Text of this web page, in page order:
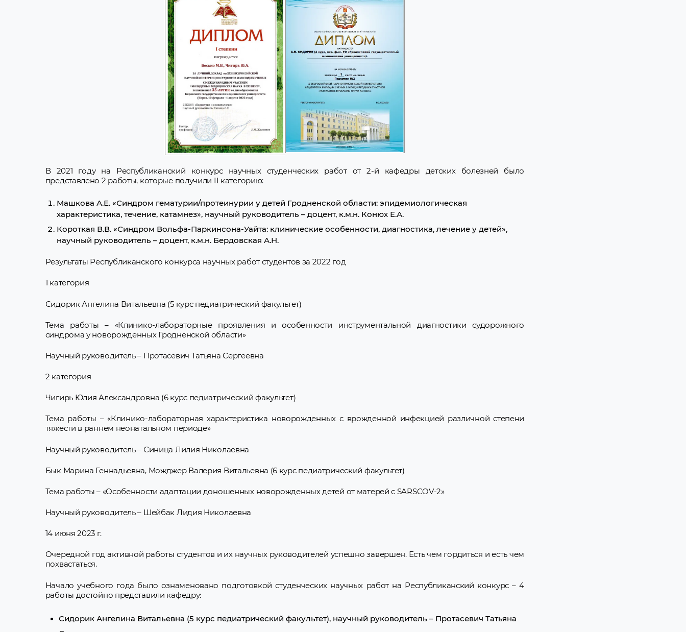
В 2021 году на Республиканский конкурс научных студенческих работ от 2-й кафедры детских болезней было
представлено 2 работы, которые получили II категорию:
Машкова А.Е. «Синдром гематурии/протеинурии у детей Гродненской области: эпидемиологическая
характеристика, течение, катамнез», научный руководитель – доцент, к.м.н. Конюх Е.А.
Короткая В.В. «Синдром Вольфа-Паркинсона-Уайта: клинические особенности, диагностика, лечение у детей»,
научный руководитель – доцент, к.м.н. Бердовская А.Н.
Результаты Республиканского конкурса научных работ студентов за 2022 год
1 категория
Сидорик Ангелина Витальевна (5 курс педиатрический факультет)
Тема работы – «Клинико-лабораторные проявления и особенности инструментальной диагностики судорожного
синдрома у новорожденных Гродненской области»
Научный руководитель – Протасевич Татьяна Сергеевна
2 категория
Чигирь Юлия Александровна (6 курс педиатрический факультет)
Тема работы – «Клинико-лабораторная характеристика новорожденных с врожденной инфекцией различной степени
тяжести в раннем неонатальном периоде»
Научный руководитель – Синица Лилия Николаевна
Бык Марина Геннадьевна, Можджер Валерия Витальевна (6 курс педиатрический факультет)
Тема работы – «Особенности адаптации доношенных новорожденных детей от матерей с SARSCOV-2»
Научный руководитель – Шейбак Лидия Николаевна
14 июня 2023 г.
Очередной год активной работы студентов и их научных руководителей успешно завершен. Есть чем гордиться и есть чем
похвастаться.
Начало учебного года было ознаменовано подготовкой студенческих научных работ на Республиканский конкурс – 4
работы достойно представили кафедру:
Сидорик Ангелина Витальевна (5 курс педиатрический факультет), научный руководитель – Протасевич Татьяна